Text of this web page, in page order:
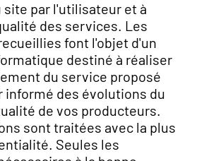
par l'utilisateur et à
des services. Les
font l'objet d'un
destiné à réaliser
du service proposé
informé des évolutions du
de vos producteurs.
sont traitées avec la plus
Seules les